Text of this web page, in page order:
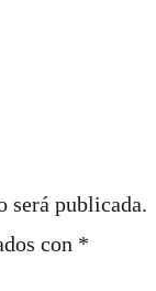
será publicada.
con *